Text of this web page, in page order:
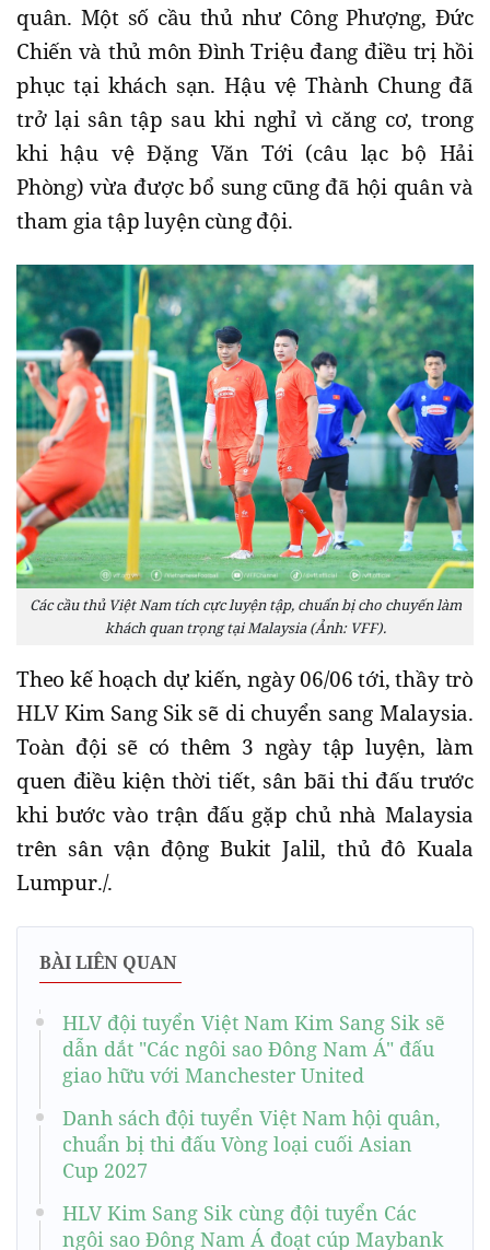
quân. Một số cầu thủ như Công Phượng, Đức
Chiến và thủ môn Đình Triệu đang điều trị hồi
phục tại khách sạn. Hậu vệ Thành Chung đã
trở lại sân tập sau khi nghỉ vì căng cơ, trong
khi hậu vệ Đặng Văn Tới (câu lạc bộ Hải
Phòng) vừa được bổ sung cũng đã hội quân và
tham gia tập luyện cùng đội.
Các cầu thủ Việt Nam tích cực luyện tập, chuẩn bị cho chuyến làm
khách quan trọng tại Malaysia (Ảnh: VFF).
Theo kế hoạch dự kiến, ngày 06/06 tới, thầy trò
HLV Kim Sang Sik sẽ di chuyển sang Malaysia.
Toàn đội sẽ có thêm 3 ngày tập luyện, làm
quen điều kiện thời tiết, sân bãi thi đấu trước
khi bước vào trận đấu gặp chủ nhà Malaysia
trên sân vận động Bukit Jalil, thủ đô Kuala
Lumpur./.
BÀI LIÊN QUAN
HLV đội tuyển Việt Nam Kim Sang Sik sẽ
dẫn dắt "Các ngôi sao Đông Nam Á" đấu
giao hữu với Manchester United
Danh sách đội tuyển Việt Nam hội quân,
chuẩn bị thi đấu Vòng loại cuối Asian
Cup 2027
HLV Kim Sang Sik cùng đội tuyển Các
ngôi sao Đông Nam Á đoạt cúp Maybank